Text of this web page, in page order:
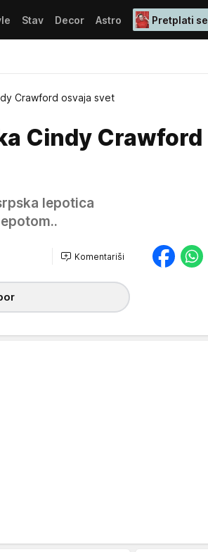
Stav Decor Astro Pretplati se
Crawford osvaja svet
Cindy Crawford
lepotica
Komentariši